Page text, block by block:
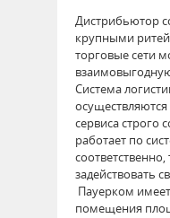
Дистрибьютор
крупными
торговые сети
Система
осуществляются
сервиса строго
работает по
задействовать
Пауерком
помещения